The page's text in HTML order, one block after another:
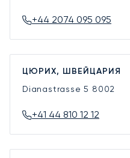
+44 2074 095 095
ЦЮРИХ, ШВЕЙЦАРИЯ
Dianastrasse 5 8002
+41 44 810 12 12